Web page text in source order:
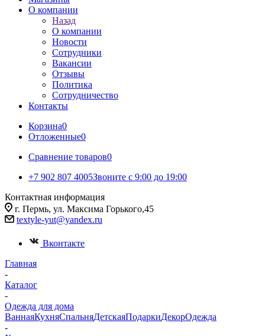
О компании
Назад
О компании
Новости
Сотрудники
Вакансии
Отзывы
Политика
Сотрудничество
Контакты
Корзина0
Отложенные0
Сравнение товаров0
+7 902 807 4005Звоните с 9:00 до 19:00
Контактная информация
г. Пермь, ул. Максима Горького,45
textyle-yut@yandex.ru
Вконтакте
Главная
-
Каталог
-
Одежда для дома
ВаннаяКухняСпальняДетскаяПодаркиДекорОдежда
-